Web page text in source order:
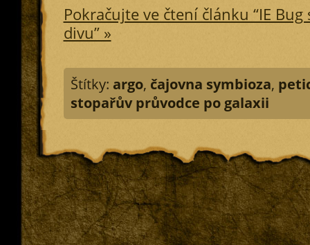
Pokračujte ve čtení článku “IE
divu” »
Štítky: argo, čajovna symbioza,
stopařův průvodce po galaxii